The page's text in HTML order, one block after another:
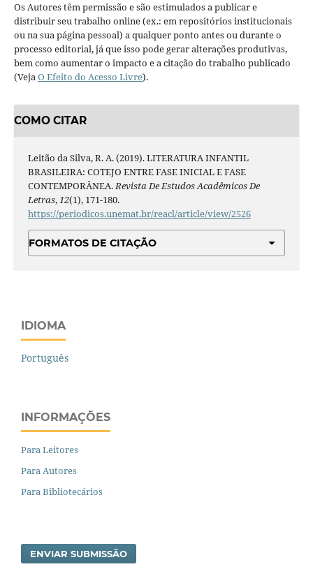
Os Autores têm permissão e são estimulados a publicar e
distribuir seu trabalho online (ex.: em repositórios institucionais
ou na sua página pessoal) a qualquer ponto antes ou durante o
processo editorial, já que isso pode gerar alterações produtivas,
bem como aumentar o impacto e a citação do trabalho publicado
(VejaO Efeito do Acesso Livre).
COMO CITAR
Leitão da Silva, R. A. (2019). LITERATURA INFANTIL
BRASILEIRA: COTEJO ENTRE FASE INICIAL E FASE
CONTEMPORÂNEA.Revista De Estudos Acadêmicos De
Letras,12(1), 171-180.
https://periodicos.unemat.br/reacl/article/view/2526
FORMATOS DE CITAÇÃO
IDIOMA
Português
INFORMAÇÕES
Para Leitores
Para Autores
Para Bibliotecários
ENVIAR SUBMISSÃO